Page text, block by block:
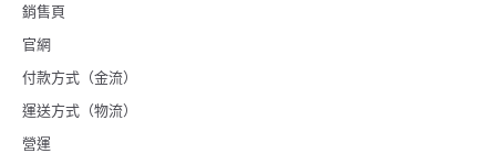
銷售頁
官網
付款方式（金流）
運送方式（物流）
營運